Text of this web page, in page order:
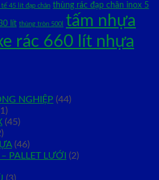
45 lít đạp chân thùng rác đạp chân inox 5
lít thùng tròn 500l
tấm nhựa
rác 660 lít nhựa
NGHIỆP (44)
(45)
(46)
PALLET LƯỚI
(2)
(3)